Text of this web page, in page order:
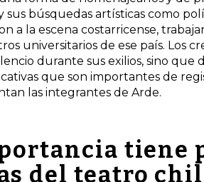
sus búsquedas artísticas como
a la escena costarricense,
universitarios de ese país. Los
durante sus exilios, sino que
que son importantes de
las integrantes de Arde.
tiene
del teatro